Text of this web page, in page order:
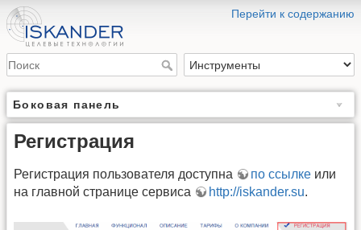
Перейти к содержанию
Боковая панель
Регистрация
Регистрация пользователя доступна по ссылке или
на главной странице сервиса
http://iskander.su.